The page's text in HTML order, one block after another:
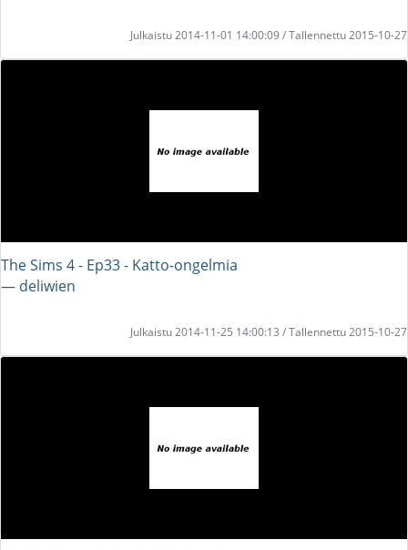
Julkaistu 2014-11-01 14:00:09 / Tallennettu 2015-10-27
The Sims 4 - Ep33 - Katto-ongelmia
― deliwien
Julkaistu 2014-11-25 14:00:13 / Tallennettu 2015-10-27